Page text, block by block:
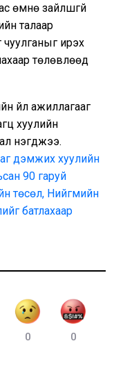
өмнө зайлшгүй
талаар
ирэх
төлөвлөөд
үйл ажиллагааг
хуулийн
нэгджээ.
дэмжих хуулийн
90 гаруй
төсөл, Нийгмийн
батлахаар
0 0